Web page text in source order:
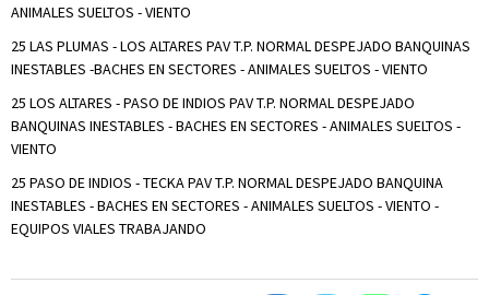
ANIMALES SUELTOS - VIENTO
25 LAS PLUMAS - LOS ALTARES PAV T.P. NORMAL DESPEJADO BANQUINAS
INESTABLES -BACHES EN SECTORES - ANIMALES SUELTOS - VIENTO
25 LOS ALTARES - PASO DE INDIOS PAV T.P. NORMAL DESPEJADO
BANQUINAS INESTABLES - BACHES EN SECTORES - ANIMALES SUELTOS -
VIENTO
25 PASO DE INDIOS - TECKA PAV T.P. NORMAL DESPEJADO BANQUINA
INESTABLES - BACHES EN SECTORES - ANIMALES SUELTOS - VIENTO -
EQUIPOS VIALES TRABAJANDO